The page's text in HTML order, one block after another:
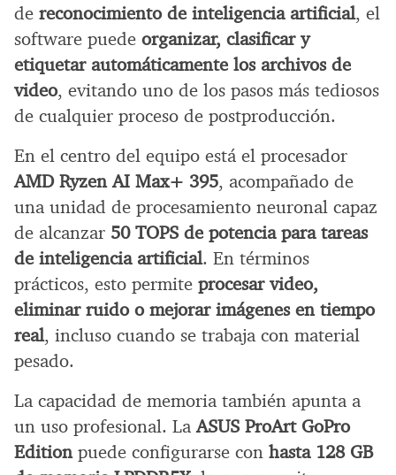
de reconocimiento de inteligencia artificial, el
software puede organizar, clasificar y
etiquetar automáticamente los archivos de
video, evitando uno de los pasos más tediosos
de cualquier proceso de postproducción.
En el centro del equipo está el procesador
AMD Ryzen AI Max+ 395, acompañado de
una unidad de procesamiento neuronal capaz
de alcanzar 50 TOPS de potencia para tareas
de inteligencia artificial. En términos
prácticos, esto permite procesar video,
eliminar ruido o mejorar imágenes en tiempo
real, incluso cuando se trabaja con material
pesado.
La capacidad de memoria también apunta a
un uso profesional. LaASUS ProArt GoPro
Editionpuede configurarse con hasta 128 GB